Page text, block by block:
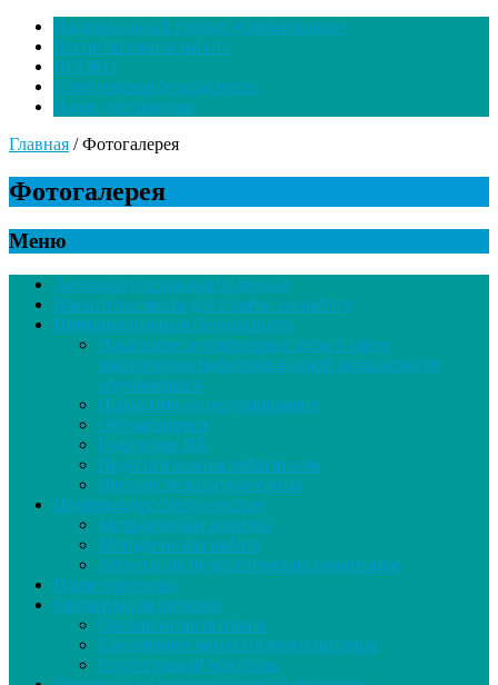
Национальный проект «Образование»
Воспитательная работа
ВСОКО
Комплексная безопасность
Наши достижения
Главная /Фотогалерея
Фотогалерея
Меню
Антикоррупционная политика
Вакантные места для приёма на работу
Информационная безопасность
Локальные нормативные акты в сфере
обеспечения информационной безопасности
обучающихся
Нормативное регулирование
Обучающимся
Родителям ИБ
Педагогическим работникам
Детские безопасные сайты
Информация специалистам
Методическая копилка
Методическая работа
Аттестация педагогических работников
Наши партнеры
Организация питания
Организация питания
Ежедневное меню горячего питания
Родительский контроль